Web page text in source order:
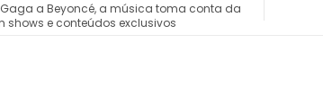
Gaga a Beyoncé, a música toma conta da
shows e conteúdos exclusivos